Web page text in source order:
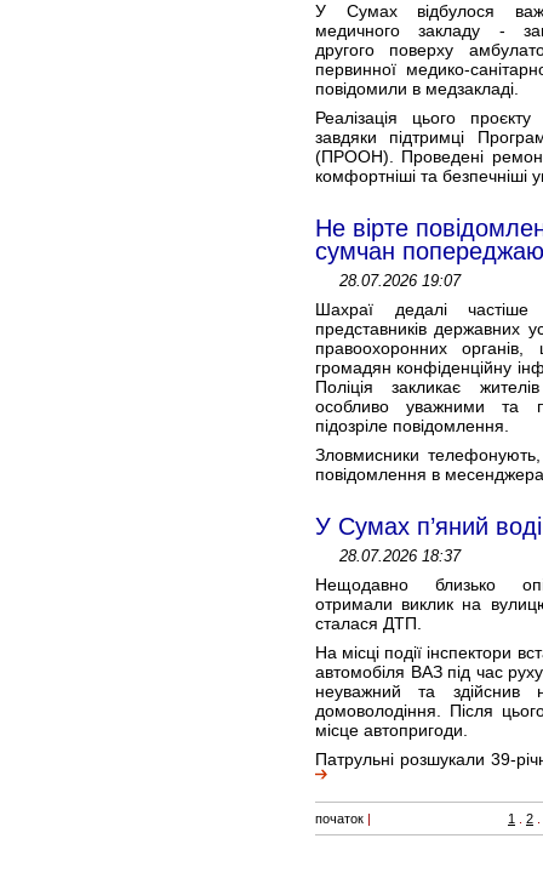
У Сумах відбулося
медичного закладу -
другого поверху
первинної медико-
повідомили в медзакладі.
Реалізація цього
завдяки підтримці
(ПРООН). Проведені
комфортніші та безпечніші
Не вірте
сумчан
28.07.2026 19:07
Шахраї дедалі частіше
представників державних
правоохоронних
громадян конфіденційну
Поліція закликає
особливо уважними та
підозріле повідомлення.
Зловмисники
повідомлення в
У Сумах п’яний
28.07.2026 18:37
Нещодавно близько
отримали виклик на
сталася ДТП.
На місці події інспектори
автомобіля ВАЗ під час
неуважний та здійснив
домоволодіння. Після
місце автопригоди.
Патрульні розшукали 39-
початок | 1 2